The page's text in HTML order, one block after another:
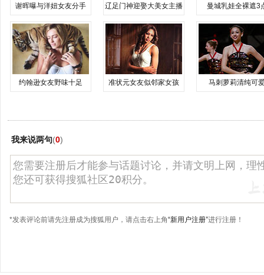
谢晖曝与洋妞女友分手 辽足门神迎娶大美女主播 曼城乳娃全裸遮3
约翰逊女友野味十足 准状元女友似邻家女孩 马刺萝莉清纯可
我来说两句(0)
*发表评论前请先注册成为搜狐用户，请点击右上角“新用户注册”进行注册！